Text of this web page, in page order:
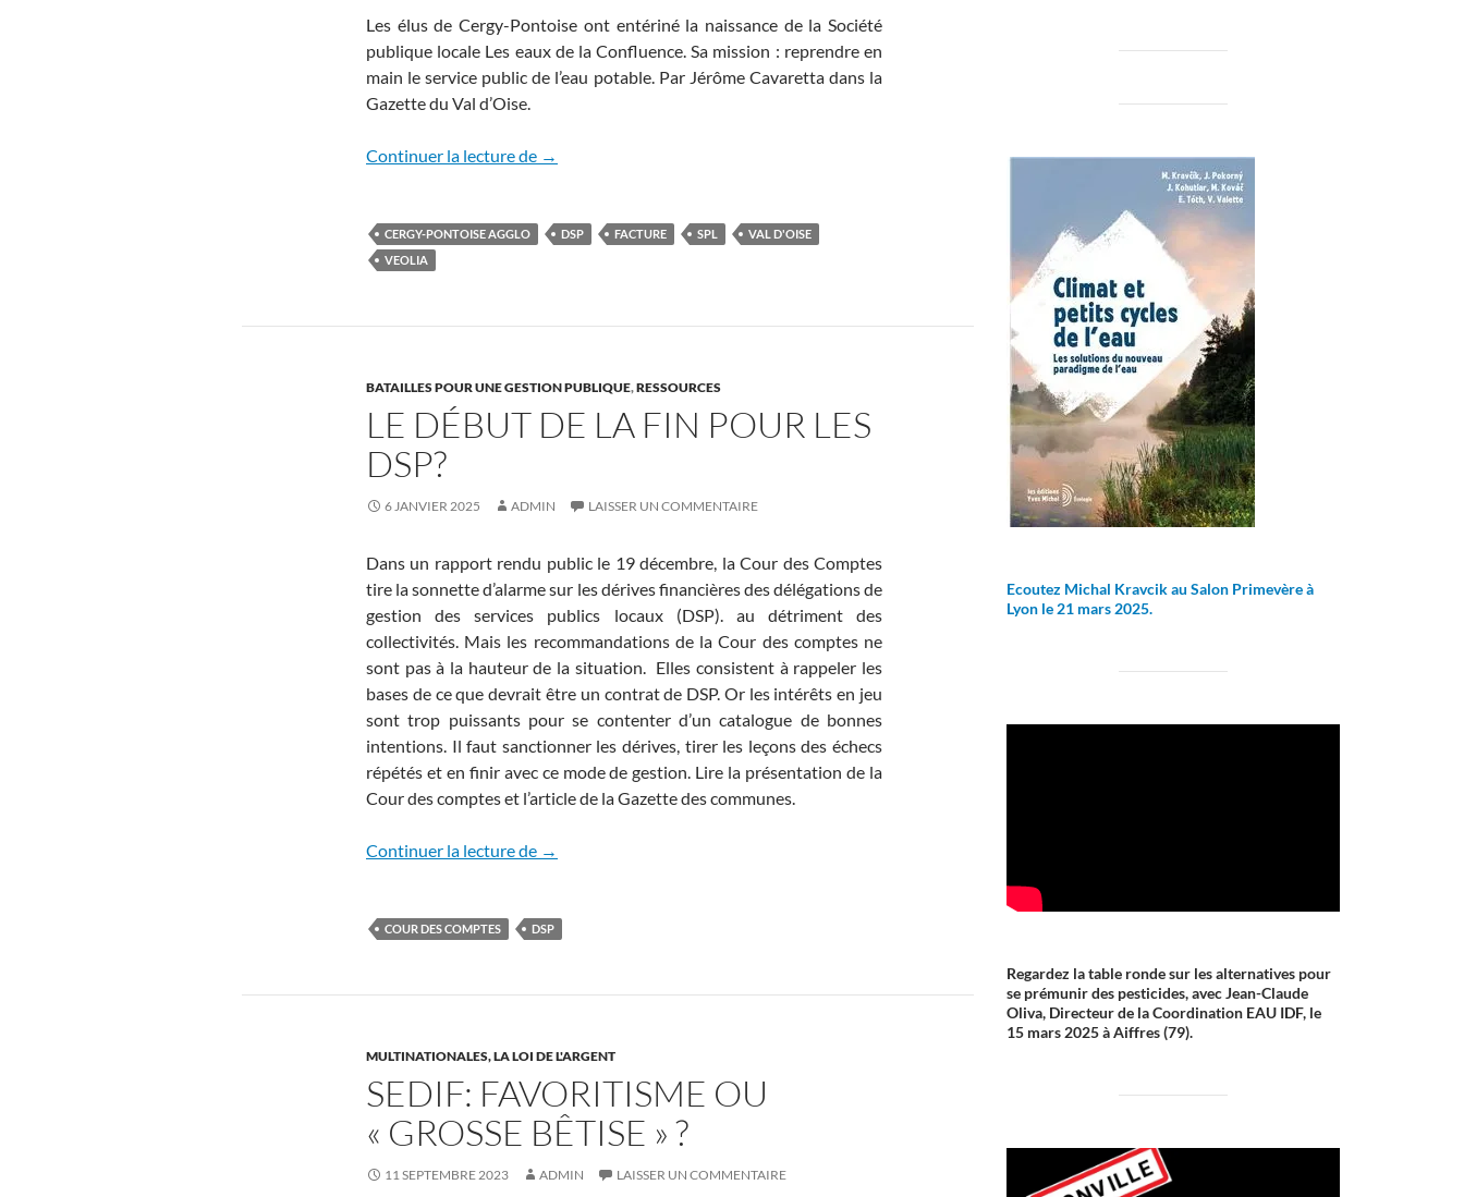
Les élus de Cergy-Pontoise ont entériné la naissance de la Société
publique locale Les eaux de la Confluence. Sa mission : reprendre en
main le service public de l’eau potable. Par Jérôme Cavaretta dans la
Gazette du Val d’Oise.
Continuer la lecture de L’agglo de Cergy Pontoise (95) reprend en main la gestion de l’eau
→
CERGY-PONTOISE AGGLO DSP FACTURE SPL
VAL D'OISE
VEOLIA
BATAILLES POUR UNE GESTION PUBLIQUE,RESSOURCES
LE DÉBUT DE LA FIN POUR LES
DSP?
6 JANVIER 2025 ADMIN LAISSER UN COMMENTAIRE
Dans un rapport rendu public le 19 décembre, la Cour des Comptes
tire la sonnette d’alarme sur les dérives financières des délégations de
gestion des services publics locaux (DSP). au détriment des
collectivités. Mais les recommandations de la Cour des comptes ne
sont pas à la hauteur de la situation. Elles consistent à rappeler les
bases de ce que devrait être un contrat de DSP. Or les intérêts en jeu
sont trop puissants pour se contenter d’un catalogue de bonnes
intentions. Il faut sanctionner les dérives, tirer les leçons des échecs
répétés et en finir avec ce mode de gestion. Lire la présentation de la
Cour des comptes et l’article de la Gazette des communes.
Continuer la lecture de Le début de la fin pour les DSP?
→
COUR DES COMPTES DSP
MULTINATIONALES, LA LOI DE L'ARGENT
SEDIF: FAVORITISME OU
« GROSSE BÊTISE » ?
11 SEPTEMBRE 2023 ADMIN LAISSER UN COMMENTAIRE
Ecoutez Michal Kravcik au Salon Primevère à
Lyon le 21 mars 2025.
Regardez la table ronde sur les alternatives pour
se prémunir des pesticides, avec Jean-Claude
Oliva, Directeur de la Coordination EAU IDF, le
15 mars 2025 à Aiffres (79).